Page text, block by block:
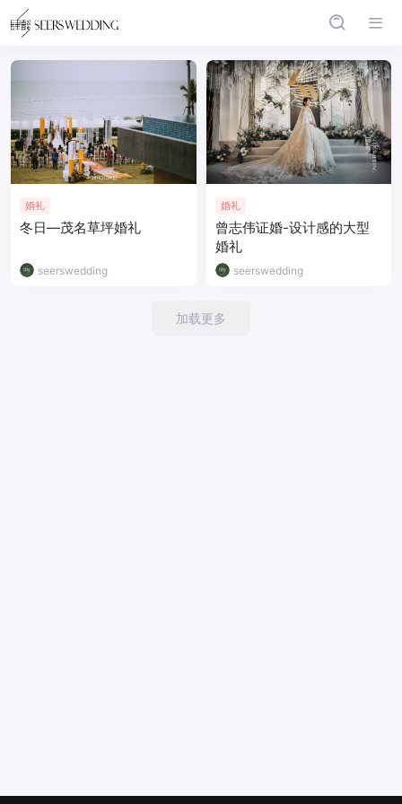
婚礼
冬日—茂名草坪婚礼
seerswedding
婚礼
曾志伟证婚-设计感的大型
婚礼
seerswedding
加载更多